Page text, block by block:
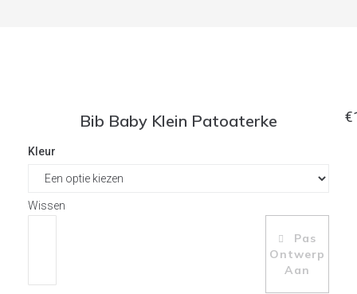
Bib Baby Klein Patoaterke €
Kleur
Wissen
Pas
Ontwerp
Aan